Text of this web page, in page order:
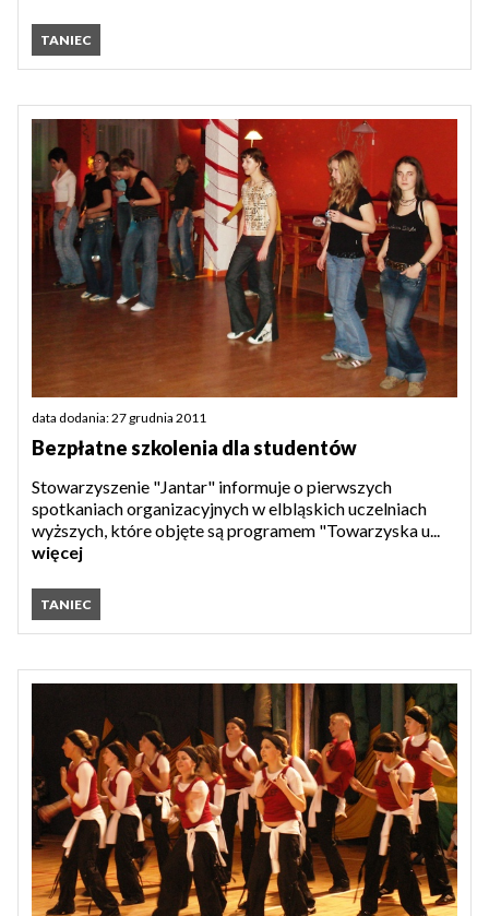
TANIEC
data dodania: 27 grudnia 2011
Bezpłatne szkolenia dla studentów
Stowarzyszenie "Jantar" informuje o pierwszych
spotkaniach organizacyjnych w elbląskich uczelniach
wyższych, które objęte są programem "Towarzyska u...
więcej
TANIEC